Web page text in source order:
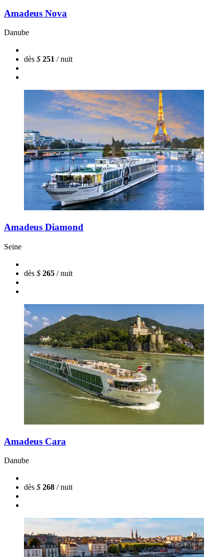
Amadeus Nova
Danube
dès $ 251 / nuit
Amadeus Diamond
Seine
dès $ 265 / nuit
Amadeus Cara
Danube
dès $ 268 / nuit